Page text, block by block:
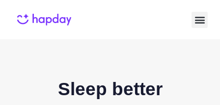
Sleep better